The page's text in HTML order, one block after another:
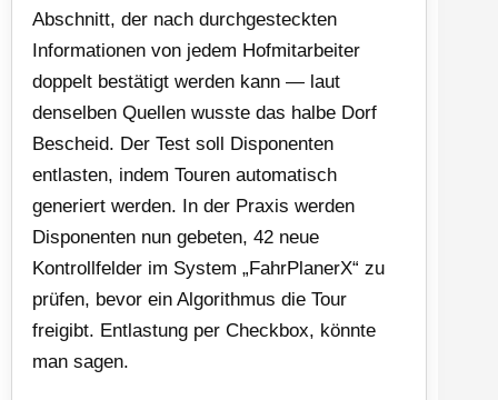
Abschnitt, der nach durchgesteckten
Informationen von jedem Hofmitarbeiter
doppelt bestätigt werden kann — laut
denselben Quellen wusste das halbe Dorf
Bescheid. Der Test soll Disponenten
entlasten, indem Touren automatisch
generiert werden. In der Praxis werden
Disponenten nun gebeten, 42 neue
Kontrollfelder im System „FahrPlanerX“ zu
prüfen, bevor ein Algorithmus die Tour
freigibt. Entlastung per Checkbox, könnte
man sagen.